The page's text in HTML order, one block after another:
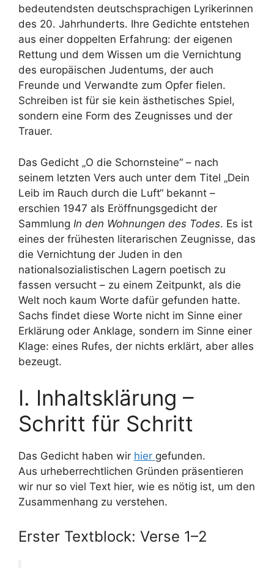
bedeutendsten deutschsprachigen Lyrikerinnen
des 20. Jahrhunderts. Ihre Gedichte entstehen
aus einer doppelten Erfahrung: der eigenen
Rettung und dem Wissen um die Vernichtung
des europäischen Judentums, der auch
Freunde und Verwandte zum Opfer fielen.
Schreiben ist für sie kein ästhetisches Spiel,
sondern eine Form des Zeugnisses und der
Trauer.
Das Gedicht „O die Schornsteine“ – nach
seinem letzten Vers auch unter dem Titel „Dein
Leib im Rauch durch die Luft“ bekannt –
erschien 1947 als Eröffnungsgedicht der
Sammlung In den Wohnungen des Todes. Es ist
eines der frühesten literarischen Zeugnisse, das
die Vernichtung der Juden in den
nationalsozialistischen Lagern poetisch zu
fassen versucht – zu einem Zeitpunkt, als die
Welt noch kaum Worte dafür gefunden hatte.
Sachs findet diese Worte nicht im Sinne einer
Erklärung oder Anklage, sondern im Sinne einer
Klage: eines Rufes, der nichts erklärt, aber alles
bezeugt.
I. Inhaltsklärung –
Schritt für Schritt
Das Gedicht haben wir hier gefunden.
Aus urheberrechtlichen Gründen präsentieren
wir nur so viel Text hier, wie es nötig ist, um den
Zusammenhang zu verstehen.
Erster Textblock: Verse 1–2